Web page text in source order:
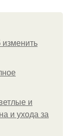
изменить
и
и ухода за